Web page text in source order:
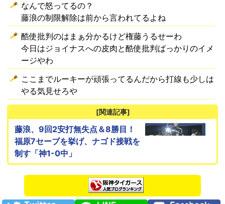
なんで怒ってるの？
藤浪の制限解除は前から言われてるよね
酷使批判のはまぁ分かるけど権藤うるせーわ
今日はジョイナスへの皮肉と酷使批判ばっかりのイメ
ージやわ
ここまでルーキーが頑張ってるんだから打線も少しは
やる気見せろや
[関連記事]
藤浪、9回2安打無失点＆8勝目！
福原7セーブを挙げ、ナゴド接戦を
制す「神1-0中」